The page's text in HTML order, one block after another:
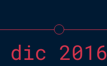
dic 2016